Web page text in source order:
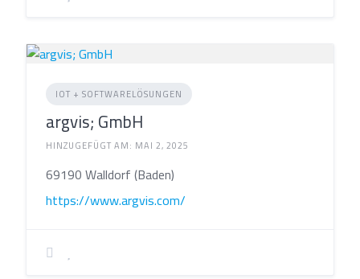
IOT + SOFTWARELÖSUNGEN
argvis; GmbH
HINZUGEFÜGT AM: MAI 2, 2025
69190 Walldorf (Baden)
https://www.argvis.com/